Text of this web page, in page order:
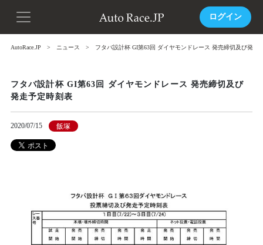
ログイン
AutoRace.JP ニュース フタバ設計杯 GI第63回 ダイヤモンドレース 発売締切及び発走
フタバ設計杯 GI第63回 ダイヤモンドレース 発売締切及び
発走予定時刻表
2020/07/15 飯塚